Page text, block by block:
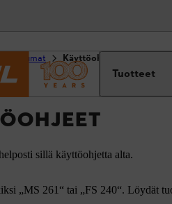
Tuotteet
tapahtumat Käyttöohjeet
sillä käyttöohjetta alta.
„MS 261“ tai „FS 240“. Löydät